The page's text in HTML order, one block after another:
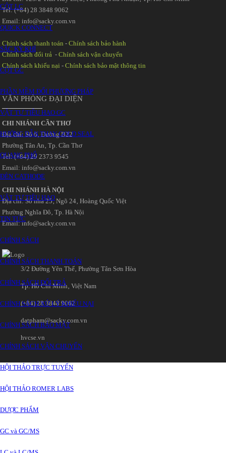
CỘT LC
QUICK CONNECT
SẮC KÝ KHÍ
CỘT GC
PHẦN MỀM ĐỔI PHƯƠNG PHÁP
VẬT TƯ TIÊU HAO GC
HƯỚNG DẪN THAY GOLD SEAL
QUANG PHỔ
ĐÈN CATHODE
VẬT TƯ TIÊU HAO
TIN TỨC
CHÍNH SÁCH
CHÍNH SÁCH THANH TOÁN
CHÍNH SÁCH ĐỔI TRẢ
CHÍNH SÁCH XỬ LÝ KHIẾU NẠI
CHÍNH SÁCH BẢO MẬT
CHÍNH SÁCH VẬN CHUYỂN
HỘI THẢO TRỰC TUYẾN
HỘI THẢO ROMER LABS
DƯỢC PHẨM
GC và GC/MS
Tel: (+84) 28 3848 9062
Email: info@sacky.com.vn
Chính sách thanh toán -Chính sách bảo hành
Chính sách đổi trả -Chính sách vận chuyển
Chính sách khiếu nại -Chính sách bảo mật thông tin
VĂN PHÒNG ĐẠI DIỆN
CHI NHÁNH CẦN THƠ
Địa chỉ: Số 6‚ Đường B22
Phường Tân An‚ Tp. Cần Thơ
Tel: (+84) 29 2373 9545
Email: info@sacky.com.vn
CHI NHÁNH HÀ NỘI
Địa chỉ: Số nhà 25‚ Ngõ 24‚ Hoàng Quốc Việt
Phường Nghĩa Đô‚ Tp. Hà Nội
Email: info@sacky.com.vn
3/2 Đường Yên Thế‚ Phường Tân Sơn Hòa
Tp. Hồ Chí Minh‚ Việt Nam
(+84) 28 3848 9062
datpham@sacky.com.vn
hvcse.vn